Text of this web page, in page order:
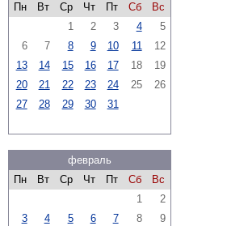
Пн
Вт Ср Чт Пт Сб
Вс
1
2 3 4
5
6
7 8 9 10 11
12
13
14 15 16 17 18
19
20
21 22 23 24 25
26
27
28 29 30 31
февраль
Пн
Вт Ср Чт Пт Сб
Вс
1
2
3
4 5 6 7 8
9